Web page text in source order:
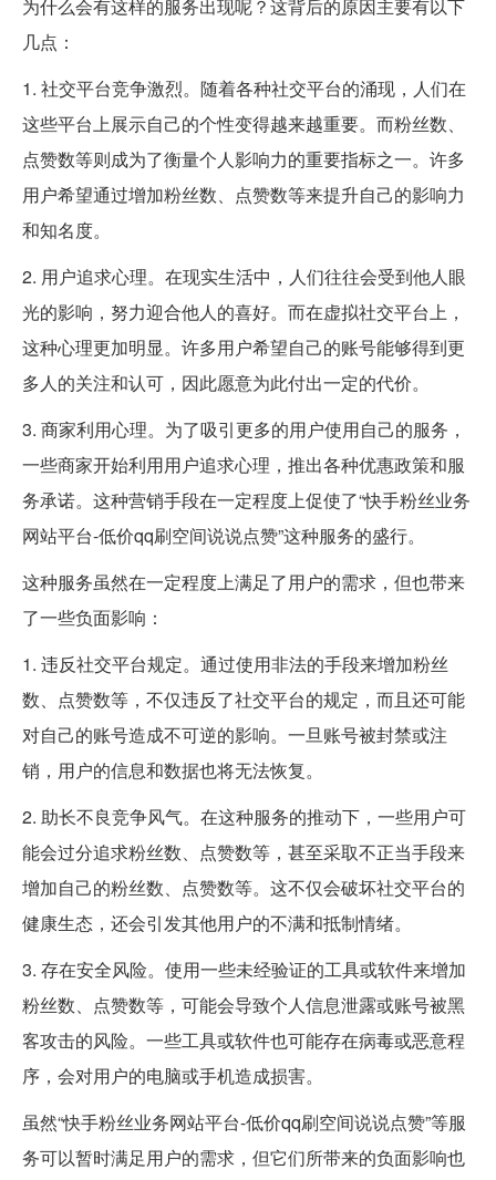
为什么会有这样的服务出现呢？这背后的原因主要有以下
几点：
1. 社交平台竞争激烈。随着各种社交平台的涌现，人们在
这些平台上展示自己的个性变得越来越重要。而粉丝数、
点赞数等则成为了衡量个人影响力的重要指标之一。许多
用户希望通过增加粉丝数、点赞数等来提升自己的影响力
和知名度。
2. 用户追求心理。在现实生活中，人们往往会受到他人眼
光的影响，努力迎合他人的喜好。而在虚拟社交平台上，
这种心理更加明显。许多用户希望自己的账号能够得到更
多人的关注和认可，因此愿意为此付出一定的代价。
3. 商家利用心理。为了吸引更多的用户使用自己的服务，
一些商家开始利用用户追求心理，推出各种优惠政策和服
务承诺。这种营销手段在一定程度上促使了“快手粉丝业务
网站平台-低价qq刷空间说说点赞”这种服务的盛行。
这种服务虽然在一定程度上满足了用户的需求，但也带来
了一些负面影响：
1. 违反社交平台规定。通过使用非法的手段来增加粉丝
数、点赞数等，不仅违反了社交平台的规定，而且还可能
对自己的账号造成不可逆的影响。一旦账号被封禁或注
销，用户的信息和数据也将无法恢复。
2. 助长不良竞争风气。在这种服务的推动下，一些用户可
能会过分追求粉丝数、点赞数等，甚至采取不正当手段来
增加自己的粉丝数、点赞数等。这不仅会破坏社交平台的
健康生态，还会引发其他用户的不满和抵制情绪。
3. 存在安全风险。使用一些未经验证的工具或软件来增加
粉丝数、点赞数等，可能会导致个人信息泄露或账号被黑
客攻击的风险。一些工具或软件也可能存在病毒或恶意程
序，会对用户的电脑或手机造成损害。
虽然“快手粉丝业务网站平台-低价qq刷空间说说点赞”等服
务可以暂时满足用户的需求，但它们所带来的负面影响也